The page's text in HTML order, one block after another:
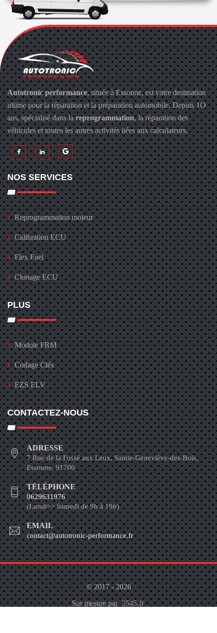
Autotronic performance, située à Essonne, est votre destination
ultime pour la réparation et la préparation automobile. Depuis 1O
ans, spécialisé dans lareprogrammation, la réparation des
véhicules et toutes les autres activités liées aux calculateurs.
NOS SERVICES
Reprogrammation moteur
Calibration ECU
Flex Fuel
Clonage ECU
PLUS
Module FRM
Codage Clés
EZS ELV
CONTACTEZ-NOUS
ADRESSE
7 Rue de la Fossé aux Leux, Sainte-Geneviève-des-Bois,
Essonne, 91700
TÉLÉPHONE
0629631976
(Lundi=> Samedi de 9h à 19h)
EMAIL
contact@autotronic-performance.fr
© 2017 - 2026
Sur mesure par 3545.fr